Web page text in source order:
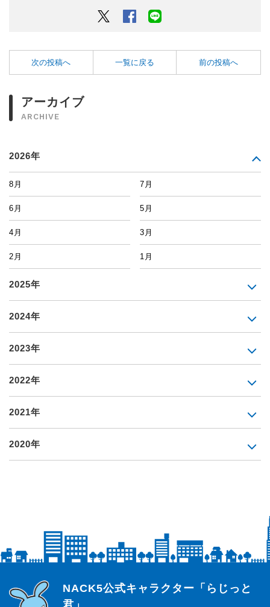
Twitter Facebook
次の投稿へ 一覧に戻る 前の投稿へ
アーカイブ
ARCHIVE
2026年
8月 7月
6月 5月
4月 3月
2月 1月
2025年
2024年
2023年
2022年
2021年
2020年
らじっと君
NACK5公式キャラクター「らじっと
君」